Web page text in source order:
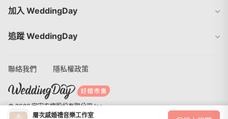
層次感婚禮音樂工作室
加入 WeddingDay
追蹤 WeddingDay
聯絡我們 隱私權政策
© 2026 宇宙方塊股份有限公司 Inc.